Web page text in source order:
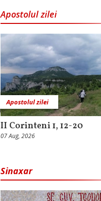
Apostolul zilei
Apostolul zilei
II Corinteni 1, 12-20
07 Aug, 2026
Sinaxar